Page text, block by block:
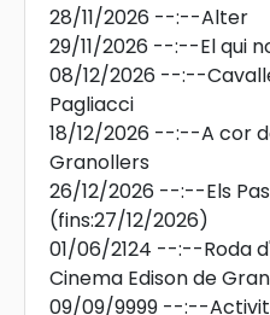
28/11/2026 --:--Alter
29/11/2026 --:--El qui
08/12/2026 --:--
Pagliacci
18/12/2026 --:--A cor
Granollers
26/12/2026 --:--Els
(fins:27/12/2026)
01/06/2124 --:--Roda
Cinema Edison de
09/09/9999 --:--